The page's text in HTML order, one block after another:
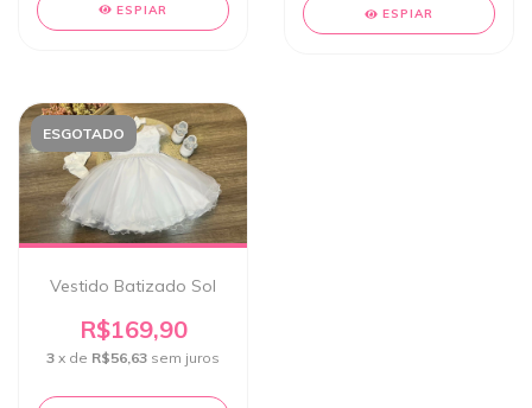
ESPIAR ESPIAR
ESGOTADO
Vestido Batizado Sol
R$169,90
3 x de R$56,63 sem juros